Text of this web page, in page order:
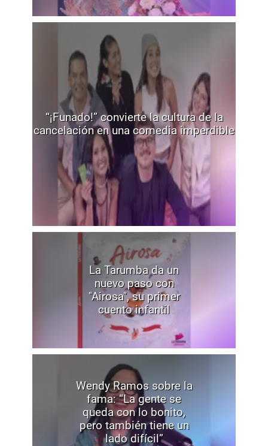
“¡Funado!” convierte la cultura de la
cancelación en una comedia imperdible
La Tarumba da un
nuevo paso con
"Airosa", su primer
cuento infantil
Wendy Ramos sobre la
fama: “La gente se
queda con lo bonito,
pero también tiene un
lado difícil”